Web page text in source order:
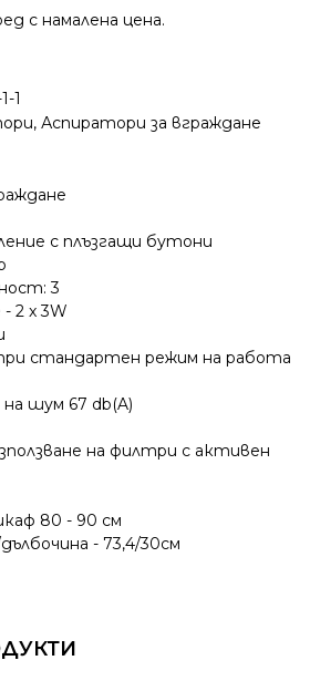
с намалена цена.
1
, Аспиратори за вграждане
с плъзгащи бутони
3
2 x 3W
стандартен режим на работа
шум 67 db(A)
на филтри с активен
80 - 90 см
- 73,4/30см